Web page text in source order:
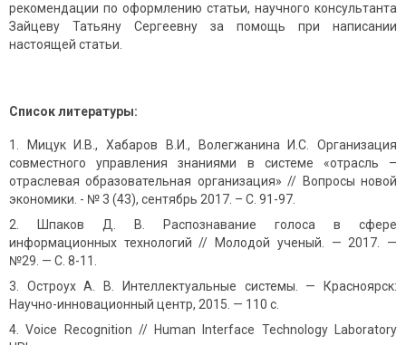
рекомендации по оформлению статьи, научного консультанта
Зайцеву Татьяну Сергеевну за помощь при написании
настоящей статьи.
Список литературы:
Мицук И.В., Хабаров В.И., Волегжанина И.С. Организация
совместного управления знаниями в системе «отрасль –
отраслевая образовательная организация» // Вопросы новой
экономики. - № 3 (43), сентябрь 2017. – С. 91-97.
Шпаков Д. В. Распознавание голоса в сфере
информационных технологий // Молодой ученый. — 2017. —
№29. — С. 8-11.
Остроух А. В. Интеллектуальные системы. — Красноярск:
Научно-инновационный центр, 2015. — 110 с.
Voice Recognition // Human Interface Technology Laboratory